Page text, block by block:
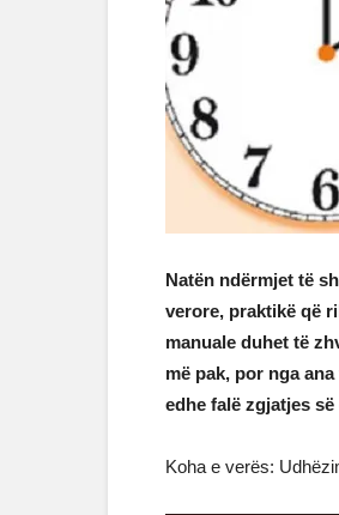
Natën ndërmjet të
verore, praktikë që
manuale duhet të
më pak, por nga
edhe falë zgjatjes
Koha e verës: